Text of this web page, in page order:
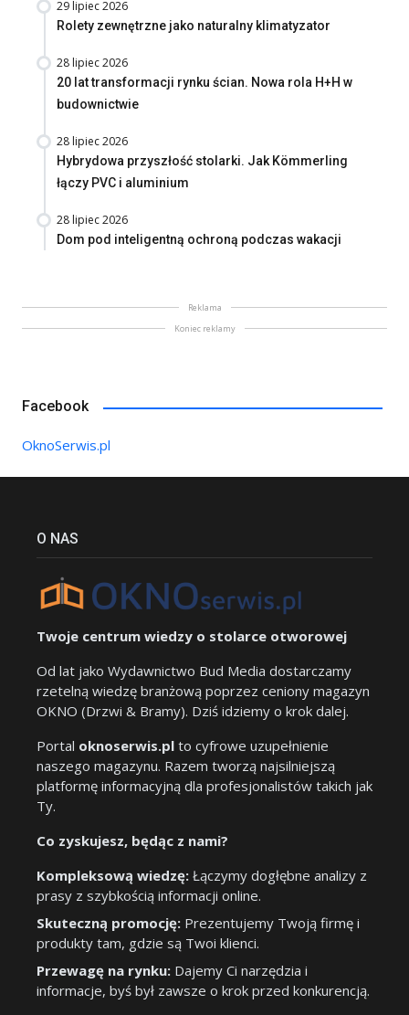
29 lipiec 2026
Rolety zewnętrzne jako naturalny klimatyzator
28 lipiec 2026
20 lat transformacji rynku ścian. Nowa rola H+H w
budownictwie
28 lipiec 2026
Hybrydowa przyszłość stolarki. Jak Kömmerling
łączy PVC i aluminium
28 lipiec 2026
Dom pod inteligentną ochroną podczas wakacji
Reklama
Koniec reklamy
Facebook
OknoSerwis.pl
O NAS
Twoje centrum wiedzy o stolarce otworowej
Od lat jako Wydawnictwo Bud Media dostarczamy
rzetelną wiedzę branżową poprzez ceniony magazyn
OKNO (Drzwi & Bramy). Dziś idziemy o krok dalej.
Portal oknoserwis.pl to cyfrowe uzupełnienie
naszego magazynu. Razem tworzą najsilniejszą
platformę informacyjną dla profesjonalistów takich jak
Ty.
Co zyskujesz, będąc z nami?
Kompleksową wiedzę: Łączymy dogłębne analizy z
prasy z szybkością informacji online.
Skuteczną promocję: Prezentujemy Twoją firmę i
produkty tam, gdzie są Twoi klienci.
Przewagę na rynku: Dajemy Ci narzędzia i
informacje, byś był zawsze o krok przed konkurencją.